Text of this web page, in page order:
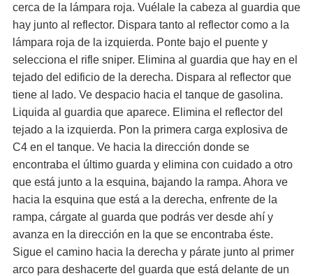
cerca de la lámpara roja. Vuélale la cabeza al guardia que
hay junto al reflector. Dispara tanto al reflector como a la
lámpara roja de la izquierda. Ponte bajo el puente y
selecciona el rifle sniper. Elimina al guardia que hay en el
tejado del edificio de la derecha. Dispara al reflector que
tiene al lado. Ve despacio hacia el tanque de gasolina.
Liquida al guardia que aparece. Elimina el reflector del
tejado a la izquierda. Pon la primera carga explosiva de
C4 en el tanque. Ve hacia la dirección donde se
encontraba el último guarda y elimina con cuidado a otro
que está junto a la esquina, bajando la rampa. Ahora ve
hacia la esquina que está a la derecha, enfrente de la
rampa, cárgate al guarda que podrás ver desde ahí y
avanza en la dirección en la que se encontraba éste.
Sigue el camino hacia la derecha y párate junto al primer
arco para deshacerte del guarda que está delante de un